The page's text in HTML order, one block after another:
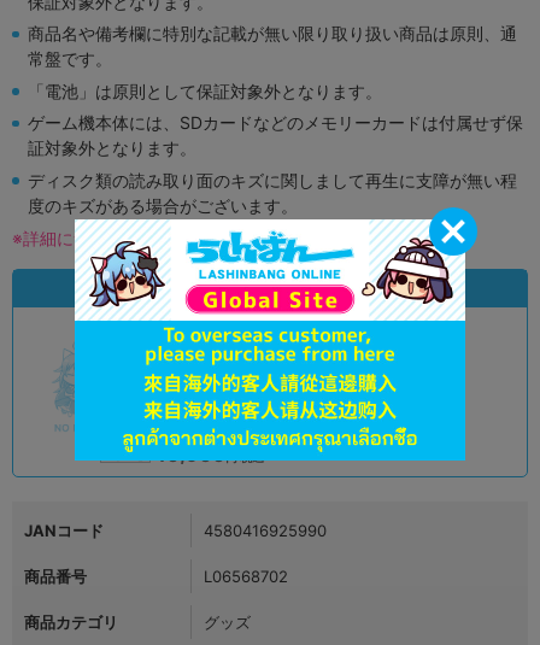
商品名や備考欄に特別な記載が無い限り取り扱い商品は原則、通
常盤です。
「電池」は原則として保証対象外となります。
ゲーム機本体には、SDカードなどのメモリーカードは付属せず保
証対象外となります。
ディスク類の読み取り面のキズに関しまして再生に支障が無い程
度のキズがある場合がございます。
※詳細につきましてはコチラ
状態違いの同一商品
状態 : A
品切状態 40,900
JANコード 4580416925990
商品番号 L06568702
商品カテゴリ グッズ